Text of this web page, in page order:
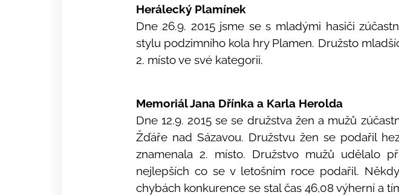
Herálecký Plamínek
Dne 26.9. 2015 jsme se s mladými hasiči
stylu podzimního kola hry Plamen. Družsto
2. místo ve své kategorii.
Memoriál Jana Dřínka a Karla Herolda
Dne 12.9. 2015 se se družstva žen a mužů
Žďáře nad Sázavou. Družstvu žen se podařil
znamenala 2. místo. Družstvo mužů udělalo
nejlepších co se v letošním roce podařil.
chybách konkurence se stal čas 46,08 výherní a